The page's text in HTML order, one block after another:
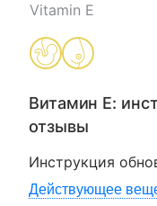
Vitamin E
Витамин Е:
отзывы
Инструкция
Действующее